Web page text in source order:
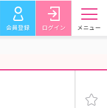
会員登録 ログイン メニュー